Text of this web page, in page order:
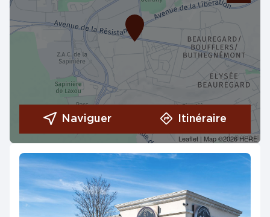
Leaflet | Map ©2026HERE
Naviguer Itinéraire